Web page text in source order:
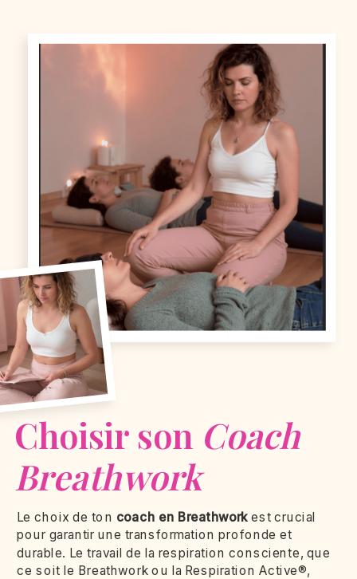
Choisir son Coach
Breathwork
Le choix de ton coach en Breathworkest crucial
pour garantir une transformation profonde et
durable. Le travail de la respiration consciente, que
ce soit le Breathwork ou la Respiration Active®,